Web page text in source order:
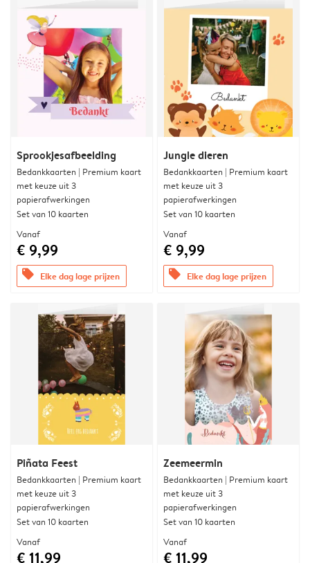
Sprookjesafbeelding
Bedankkaarten | Premium kaart
met keuze uit 3
papierafwerkingen
Set van 10 kaarten
Vanaf
€ 9,99
offers Elke dag lage prijzen
Jungle dieren
Bedankkaarten | Premium kaart
met keuze uit 3
papierafwerkingen
Set van 10 kaarten
Vanaf
€ 9,99
offers Elke dag lage prijzen
Piñata Feest
Bedankkaarten | Premium kaart
met keuze uit 3
papierafwerkingen
Set van 10 kaarten
Vanaf
€ 11,99
Zeemeermin
Bedankkaarten | Premium kaart
met keuze uit 3
papierafwerkingen
Set van 10 kaarten
Vanaf
€ 11,99